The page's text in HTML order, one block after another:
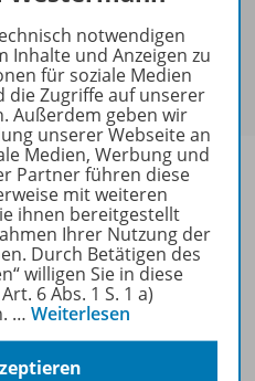
Spar-Paket?
zu sehen,melden Sie
Ausgabe
notwendigen
Inhalte und Anzeigen zu
für soziale Medien
die Zugriffe auf unserer
Außerdem geben wir
unserer Webseite an
Medien, Werbung und
Partner führen diese
mit weiteren
ihnen bereitgestellt
Ihrer Nutzung der
Durch Betätigen des
willigen Sie in diese
6 Abs. 1 S. 1 a)
… Weiterlesen